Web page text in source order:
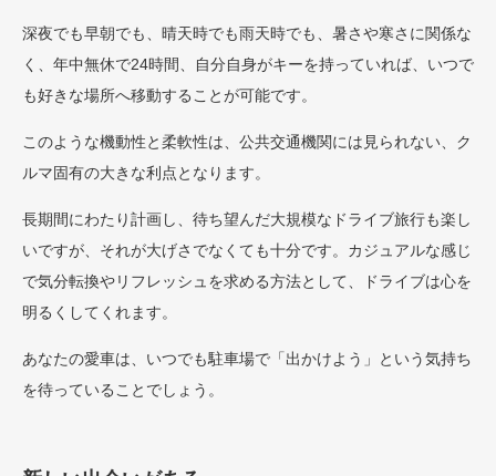
深夜でも早朝でも、晴天時でも雨天時でも、暑さや寒さに関係な
く、年中無休で24時間、自分自身がキーを持っていれば、いつで
も好きな場所へ移動することが可能です。
このような機動性と柔軟性は、公共交通機関には見られない、ク
ルマ固有の大きな利点となります。
長期間にわたり計画し、待ち望んだ大規模なドライブ旅行も楽し
いですが、それが大げさでなくても十分です。カジュアルな感じ
で気分転換やリフレッシュを求める方法として、ドライブは心を
明るくしてくれます。
あなたの愛車は、いつでも駐車場で「出かけよう」という気持ち
を待っていることでしょう。